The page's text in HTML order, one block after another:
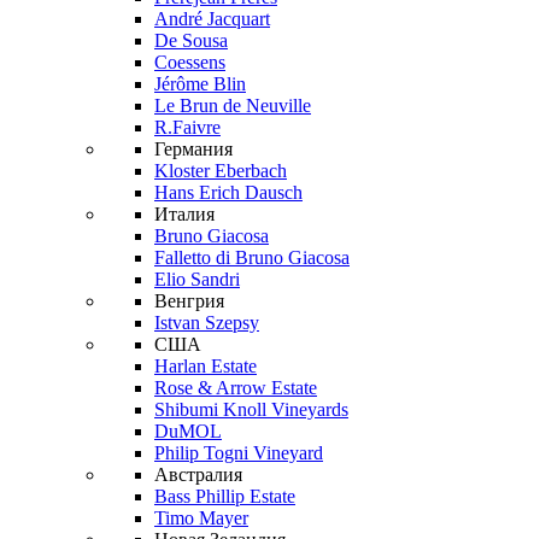
André Jacquart
De Sousa
Coessens
Jérôme Blin
Le Brun de Neuville
R.Faivre
Германия
Kloster Eberbach
Hans Erich Dausch
Италия
Bruno Giacosa
Falletto di Bruno Giacosa
Elio Sandri
Венгрия
Istvan Szepsy
США
Harlan Estate
Rose & Arrow Estate
Shibumi Knoll Vineyards
DuMOL
Philip Togni Vineyard
Австралия
Bass Phillip Estate
Timo Mayer